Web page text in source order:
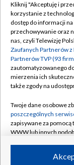
Abonament
Emisja w TVP
Centrum
Naziemna
Rada
System NOS
Informacje o
Program dla
Kliknij "Akceptuję i
korzystanie z
dostęp do informacji
przechowywanie oraz
nas, czyli Telewizję
Zaufanych Partnerów
Partnerów TVP (93
zautomatyzowanego
mierzenia ich
także zgody na
Twoje dane osobowe
poszczególnych
zapisywane za
WWW lub innych
ruchu w Internecie.